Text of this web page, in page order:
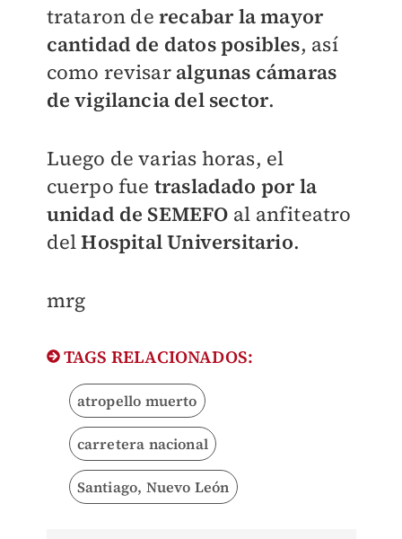
trataron de recabar la mayor
cantidad de datos posibles, así
como revisar algunas cámaras
de vigilancia del sector.
Luego de varias horas, el
cuerpo fue trasladado por la
unidad de SEMEFO al anfiteatro
delHospital Universitario.
mrg
TAGS RELACIONADOS:
atropello muerto
carretera nacional
Santiago, Nuevo León